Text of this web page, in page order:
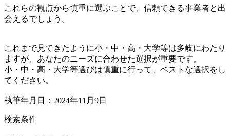
これらの観点から慎重に選ぶことで、信頼できる事業者と出
会えるでしょう。
これまで見てきたように小・中・高・大学等は多岐にわたり
ますが、あなたのニーズに合わせた選択が重要です。
小・中・高・大学等選びは慎重に行って、ベストな選択をし
てください。
執筆年月日：2024年11月9日
検索条件